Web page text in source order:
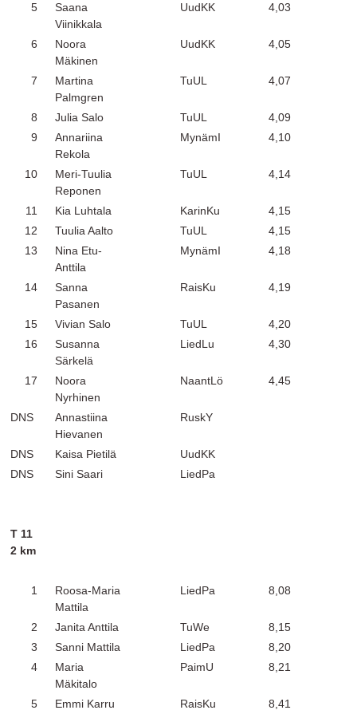
5
Saana
Viinikkala
UudKK 4,03
6
Noora
Mäkinen
UudKK 4,05
7
Martina
Palmgren
TuUL 4,07
8 Julia Salo TuUL
4,09
9
Annariina
Rekola
MynämI 4,10
10
Meri-Tuulia
Reponen
TuUL 4,14
11 Kia Luhtala KarinKu
4,15
12
Tuulia Aalto TuUL
4,15
13
Nina Etu-
Anttila
MynämI 4,18
14
Sanna
Pasanen
RaisKu 4,19
15 Vivian Salo TuUL
4,20
16
Susanna
Särkelä
LiedLu 4,30
17
Noora
Nyrhinen
NaantLö 4,45
DNS
Annastiina
Hievanen
RuskY
DNS Kaisa Pietilä
UudKK
DNS
Sini Saari LiedPa
T 11
2 km
1
Roosa-Maria
Mattila
LiedPa 8,08
2 Janita Anttila TuWe
8,15
3
Sanni Mattila LiedPa
8,20
4
Maria
Mäkitalo
PaimU 8,21
5 Emmi Karru RaisKu
8,41